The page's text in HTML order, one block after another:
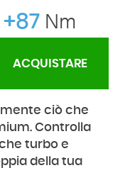
+87 Nm
ACQUISTARE
ciò che
Controlla
turbo e
della tua